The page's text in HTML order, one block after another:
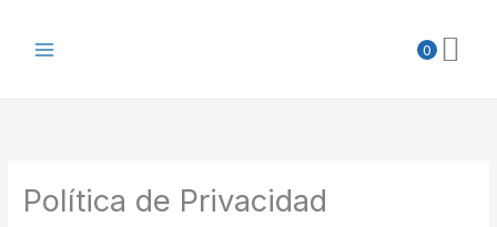
0
Política de Privacidad